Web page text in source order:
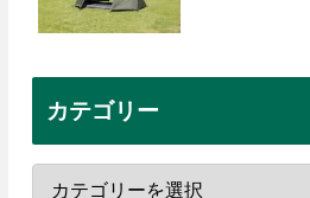
カテゴリー